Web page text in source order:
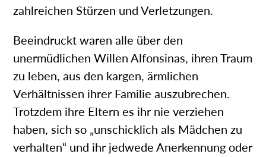
zahlreichen Stürzen und Verletzungen.
Beeindruckt waren alle über den
unermüdlichen Willen Alfonsinas, ihren Traum
zu leben, aus den kargen, ärmlichen
Verhältnissen ihrer Familie auszubrechen.
Trotzdem ihre Eltern es ihr nie verziehen
haben, sich so „unschicklich als Mädchen zu
verhalten“ und ihr jedwede Anerkennung oder